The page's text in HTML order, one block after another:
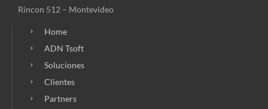
Rincon 512 – Montevideo
Home
ADN Tsoft
Soluciones
Clientes
Partners